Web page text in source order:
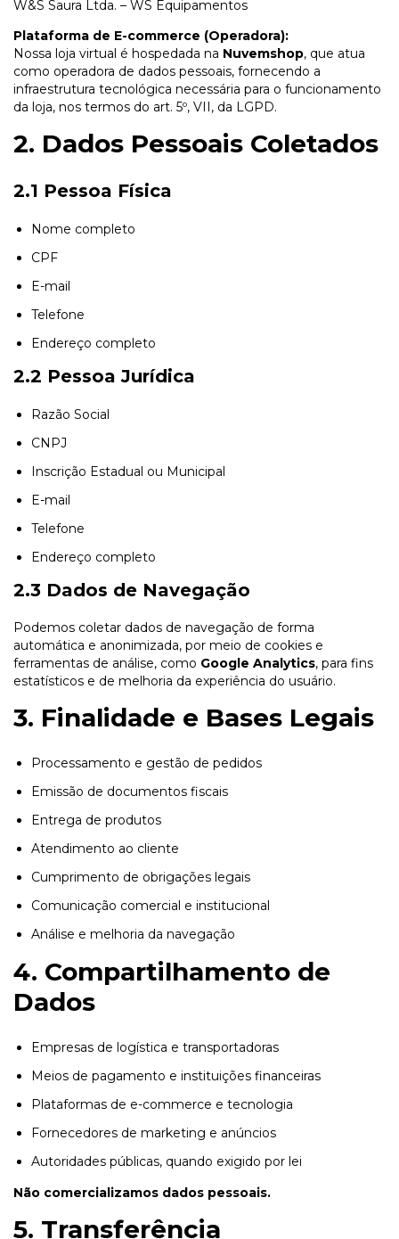
W&S Saura Ltda. – WS Equipamentos
Plataforma de E-commerce (Operadora):
Nossa loja virtual é hospedada na Nuvemshop, que atua
como operadora de dados pessoais, fornecendo a
infraestrutura tecnológica necessária para o funcionamento
da loja, nos termos do art. 5º, VII, da LGPD.
2. Dados Pessoais Coletados
2.1 Pessoa Física
Nome completo
CPF
E-mail
Telefone
Endereço completo
2.2 Pessoa Jurídica
Razão Social
CNPJ
Inscrição Estadual ou Municipal
E-mail
Telefone
Endereço completo
2.3 Dados de Navegação
Podemos coletar dados de navegação de forma
automática e anonimizada, por meio de cookies e
ferramentas de análise, como Google Analytics, para fins
estatísticos e de melhoria da experiência do usuário.
3. Finalidade e Bases Legais
Processamento e gestão de pedidos
Emissão de documentos fiscais
Entrega de produtos
Atendimento ao cliente
Cumprimento de obrigações legais
Comunicação comercial e institucional
Análise e melhoria da navegação
4. Compartilhamento de
Dados
Empresas de logística e transportadoras
Meios de pagamento e instituições financeiras
Plataformas de e-commerce e tecnologia
Fornecedores de marketing e anúncios
Autoridades públicas, quando exigido por lei
Não comercializamos dados pessoais.
5. Transferência